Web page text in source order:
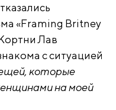
«Framing Britney
Лав
с ситуацией
которые
на моей